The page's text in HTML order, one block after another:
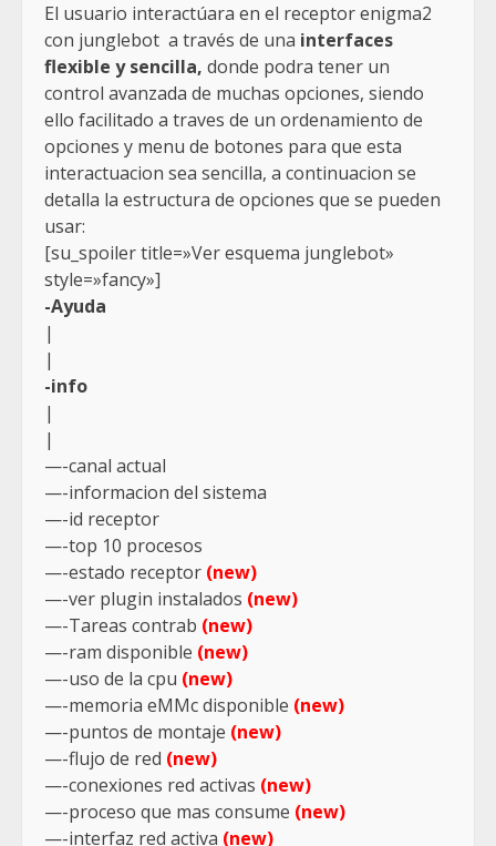
El usuario interactúara en el receptor enigma2
con junglebot a través de una interfaces
flexible y sencilla, donde podra tener un
control avanzada de muchas opciones, siendo
ello facilitado a traves de un ordenamiento de
opciones y menu de botones para que esta
interactuacion sea sencilla, a continuacion se
detalla la estructura de opciones que se pueden
usar:
[su_spoiler title=»Ver esquema junglebot»
style=»fancy»]
-Ayuda
|
|
-info
|
|
—-canal actual
—-informacion del sistema
—-id receptor
—-top 10 procesos
—-estado receptor (new)
—-ver plugin instalados (new)
—-Tareas contrab (new)
—-ram disponible (new)
—-uso de la cpu (new)
—-memoria eMMc disponible (new)
—-puntos de montaje (new)
—-flujo de red (new)
—-conexiones red activas (new)
—-proceso que mas consume (new)
—-interfaz red activa (new)